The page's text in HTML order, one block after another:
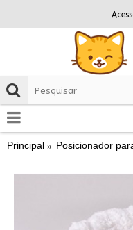
Principal Posicionador